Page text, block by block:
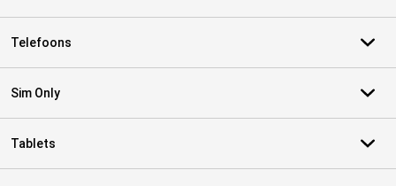
Telefoons
Sim Only
Tablets